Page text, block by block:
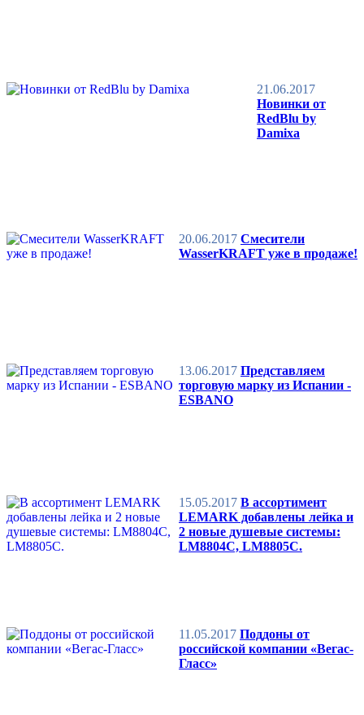
21.06.2017
Новинки от
RedBlu by
Damixa
20.06.2017 Смесители
WasserKRAFT уже в продаже!
13.06.2017 Представляем
торговую марку из Испании -
ESBANO
15.05.2017 В ассортимент
LEMARK добавлены лейка и
2 новые душевые системы:
LM8804C, LM8805C.
11.05.2017 Поддоны от
российской компании «Вегас-
Гласс»